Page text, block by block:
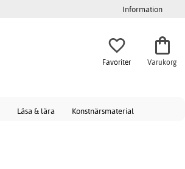
Information
Favoriter Varukorg
Läsa & lära Konstnärsmaterial